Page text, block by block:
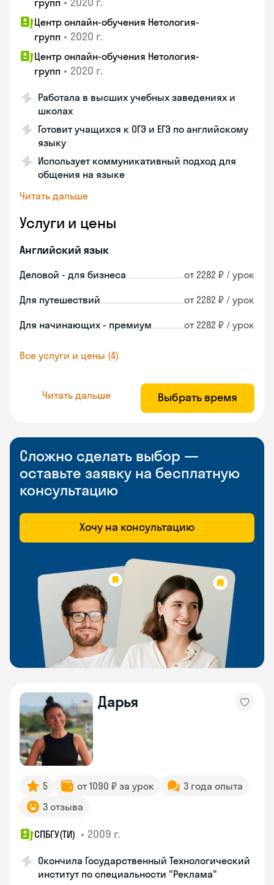
групп
Центр онлайн-обучения Нетология-
групп • 2020 г.
Центр онлайн-обучения Нетология-
групп • 2020 г.
Работала в высших учебных заведениях и
школах
Готовит учащихся к ОГЭ и ЕГЭ по английскому
языку
Использует коммуникативный подход для
общения на языке
Читать дальше
Услуги и цены
Английский язык
Деловой - для бизнеса от 2282 ₽ / урок
Для путешествий от 2282 ₽ / урок
Для начинающих - премиум от 2282 ₽ / урок
Все услуги и цены (4)
Читать дальше Выбрать время
Сложно сделать выбор —
оставьте заявку на бесплатную
консультацию
Хочу на консультацию
Дарья
5 от 1090 ₽ за урок
3 года опыта
3 отзыва
СПБГУ(ТИ) • 2009 г.
Окончила Государственный Технологический
институт по специальности "Реклама"